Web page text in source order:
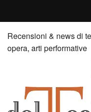
Home
Recensioni
News
Recensioni & news di
opera, arti performative